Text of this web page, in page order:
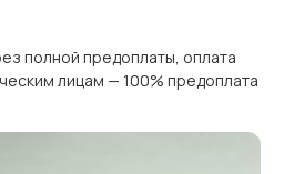
полной предоплаты, оплата
лицам — 100% предоплата